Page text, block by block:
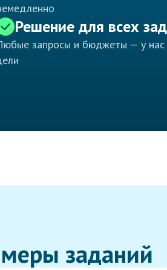
Решение для всех
запросы и бюджеты — у нас
заданий